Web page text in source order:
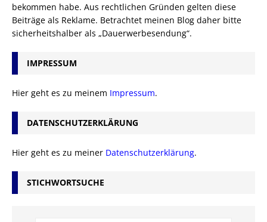
bekommen habe. Aus rechtlichen Gründen gelten diese
Beiträge als Reklame. Betrachtet meinen Blog daher bitte
sicherheitshalber als „Dauerwerbesendung“.
IMPRESSUM
Hier geht es zu meinem Impressum.
DATENSCHUTZERKLÄRUNG
Hier geht es zu meiner Datenschutzerklärung.
STICHWORTSUCHE